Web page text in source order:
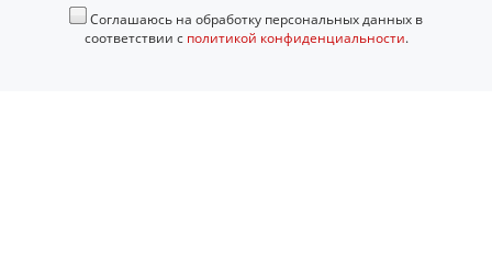
Соглашаюсь на обработку персональных данных в
соответствии с политикой конфиденциальности.